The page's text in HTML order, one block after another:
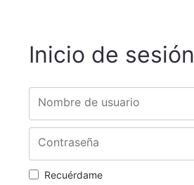
Inicio de sesión
Nombre de usuario
Contraseña
Recuérdame